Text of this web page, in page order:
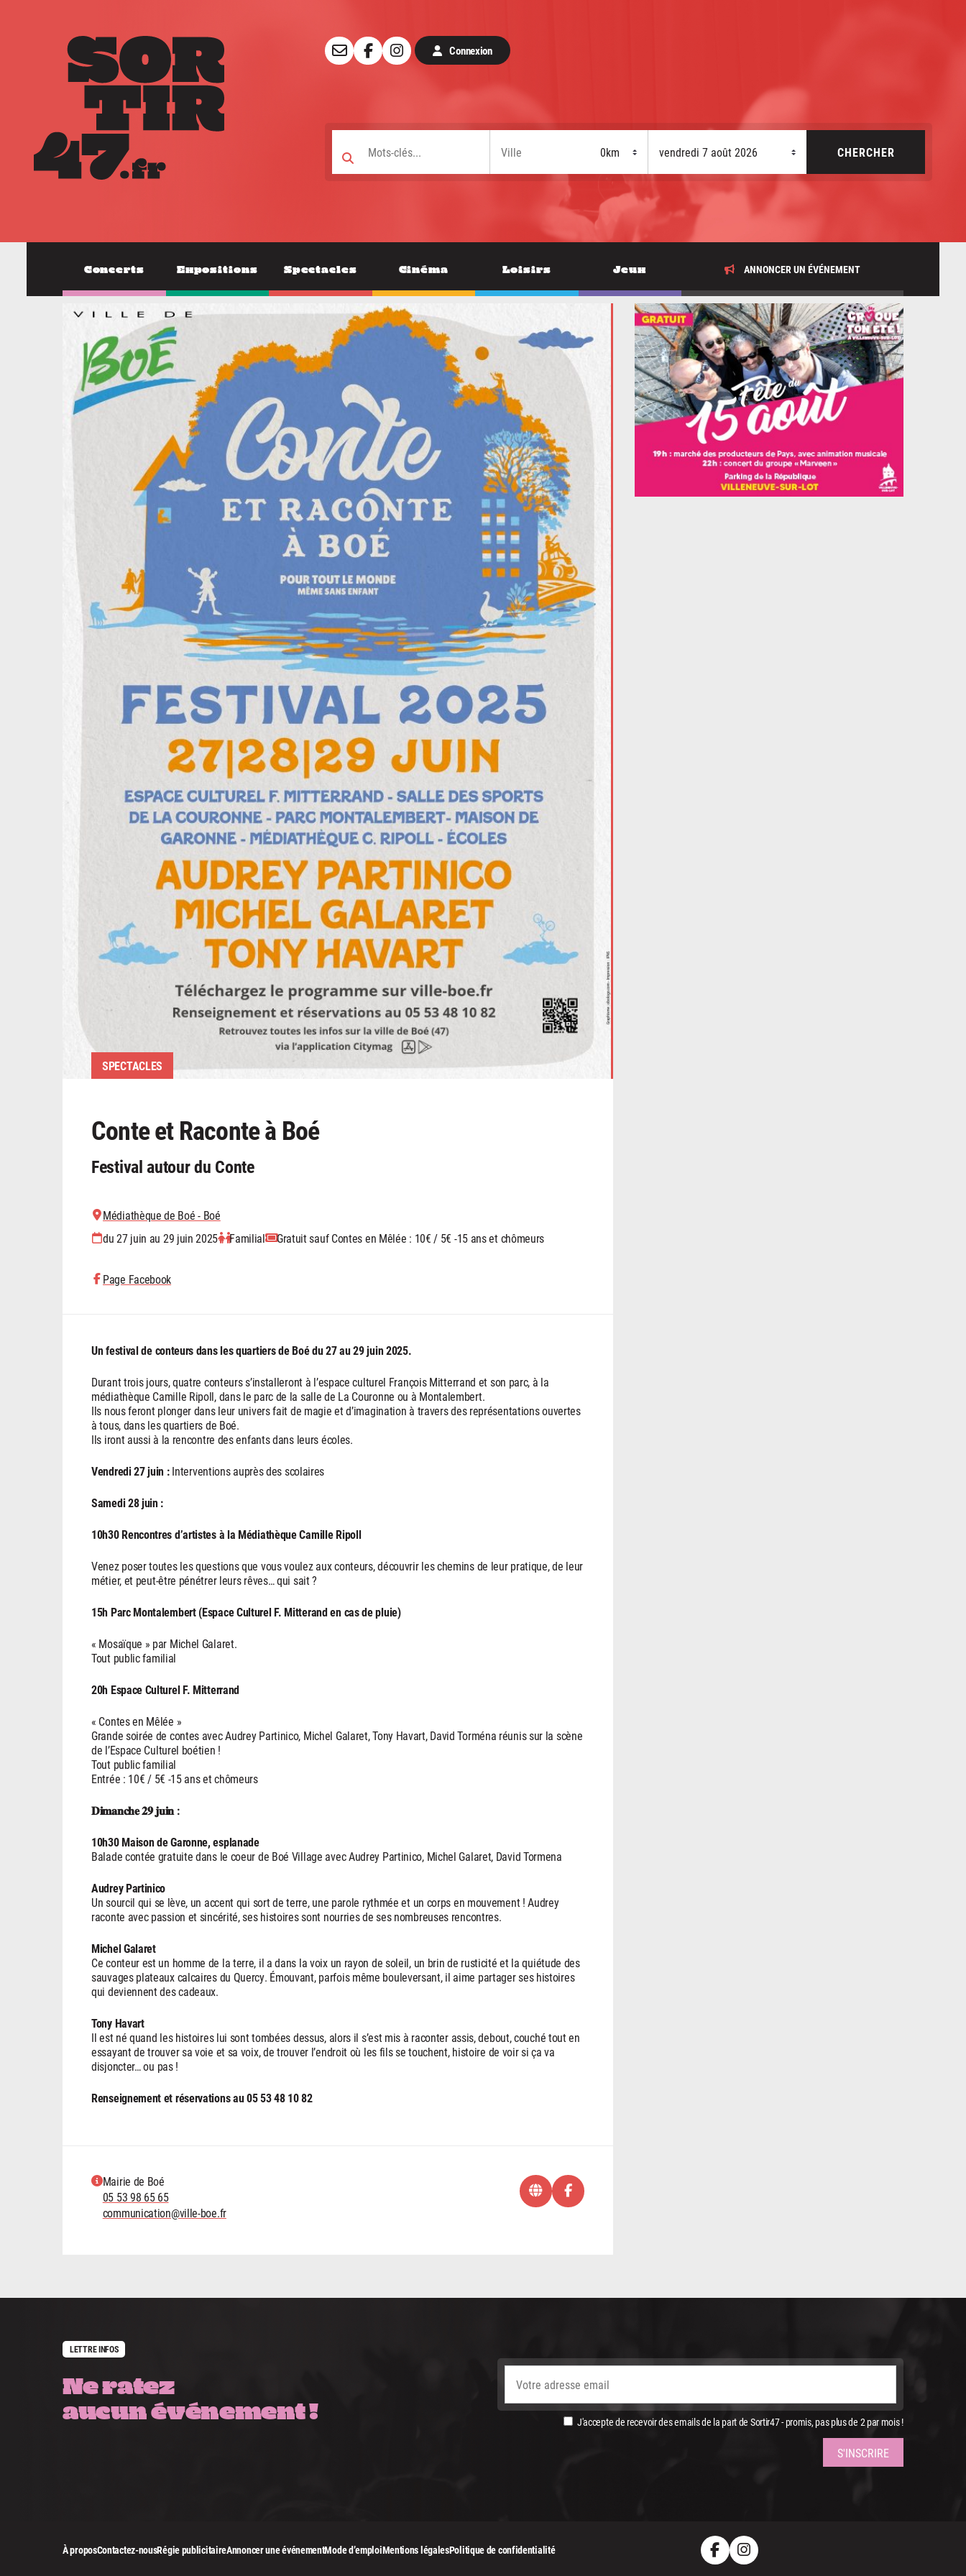
Connexion
Concerts Expositions Spectacles Cinéma Loisirs Jeux ANNONCER UN ÉVÉNEMENT
SPECTACLES
Conte et Raconte à Boé
Festival autour du Conte
Médiathèque de Boé - Boé
du 27 juin au 29 juin 2025
Familial Gratuit sauf Contes en Mêlée : 10€ / 5€ -15 ans et chômeurs
Page Facebook
Un festival de conteurs dans les quartiers de Boé du 27 au 29 juin 2025.
Durant trois jours, quatre conteurs s’installeront à l’espace culturel François Mitterrand et son parc, à la
médiathèque Camille Ripoll, dans le parc de la salle de La Couronne ou à Montalembert.
Ils nous feront plonger dans leur univers fait de magie et d’imagination à travers des représentations ouvertes
à tous, dans les quartiers de Boé.
Ils iront aussi à la rencontre des enfants dans leurs écoles.
Vendredi 27 juin :Interventions auprès des scolaires
Samedi 28 juin :
10h30 Rencontres d’artistes à la Médiathèque Camille Ripoll
Venez poser toutes les questions que vous voulez aux conteurs, découvrir les chemins de leur pratique, de leur
métier, et peut-être pénétrer leurs rêves… qui sait ?
15h Parc Montalembert (Espace Culturel F. Mitterand en cas de pluie)
« Mosaïque » par Michel Galaret.
Tout public familial
20h Espace Culturel F. Mitterrand
« Contes en Mêlée »
Grande soirée de contes avec Audrey Partinico, Michel Galaret, Tony Havart, David Torména réunis sur la scène
de l’Espace Culturel boétien !
Tout public familial
Entrée : 10€ / 5€ -15 ans et chômeurs
𝐃𝐢𝐦𝐚𝐧𝐜𝐡𝐞 𝟐𝟗 𝐣𝐮𝐢𝐧 :
10h30 Maison de Garonne, esplanade
Balade contée gratuite dans le coeur de Boé Village avec Audrey Partinico, Michel Galaret, David Tormena
Audrey Partinico
Un sourcil qui se lève, un accent qui sort de terre, une parole rythmée et un corps en mouvement ! Audrey
raconte avec passion et sincérité, ses histoires sont nourries de ses nombreuses rencontres.
Michel Galaret
Ce conteur est un homme de la terre, il a dans la voix un rayon de soleil, un brin de rusticité et la quiétude des
sauvages plateaux calcaires du Quercy. Émouvant, parfois même bouleversant, il aime partager ses histoires
qui deviennent des cadeaux.
Tony Havart
Il est né quand les histoires lui sont tombées dessus, alors il s’est mis à raconter assis, debout, couché tout en
essayant de trouver sa voie et sa voix, de trouver l’endroit où les fils se touchent, histoire de voir si ça va
disjoncter… ou pas !
Renseignement et réservations au 05 53 48 10 82
Mairie de Boé
05 53 98 65 65
communication@ville-boe.fr
LETTRE INFOS
Ne ratez
aucun événement !
J'accepte de recevoir des emails de la part de Sortir47 - promis, pas plus de 2 par mois !
À proposContactez-nousRégie publicitaireAnnoncer une événementMode d’emploiMentions légalesPolitique de confidentialité